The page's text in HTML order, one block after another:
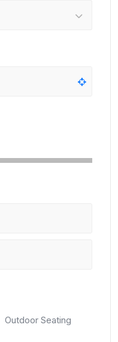
Outdoor Seating